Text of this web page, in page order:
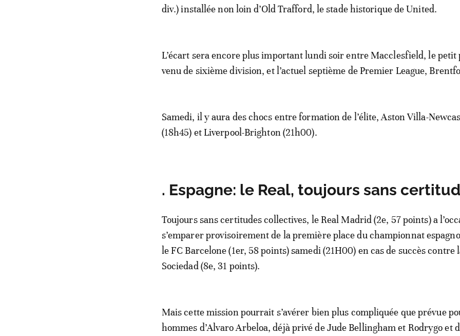
div.) installée non loin d’Old Trafford, le stade historique de United.
L’écart sera encore plus important lundi soir entre Macclesfield, le petit
venu de sixième division, et l’actuel septième de Premier League,
Samedi, il y aura des chocs entre formation de l’élite, Aston Villa-
(18h45) et Liverpool-Brighton (21h00).
. Espagne: le Real, toujours sans
Toujours sans certitudes collectives, le Real Madrid (2e, 57 points) a
s’emparer provisoirement de la première place du championnat
le FC Barcelone (1er, 58 points) samedi (21H00) en cas de succès contre
Sociedad (8e, 31 points).
Mais cette mission pourrait s’avérer bien plus compliquée que prévue
hommes d’Alvaro Arbeloa, déjà privé de Jude Bellingham et Rodrygo et